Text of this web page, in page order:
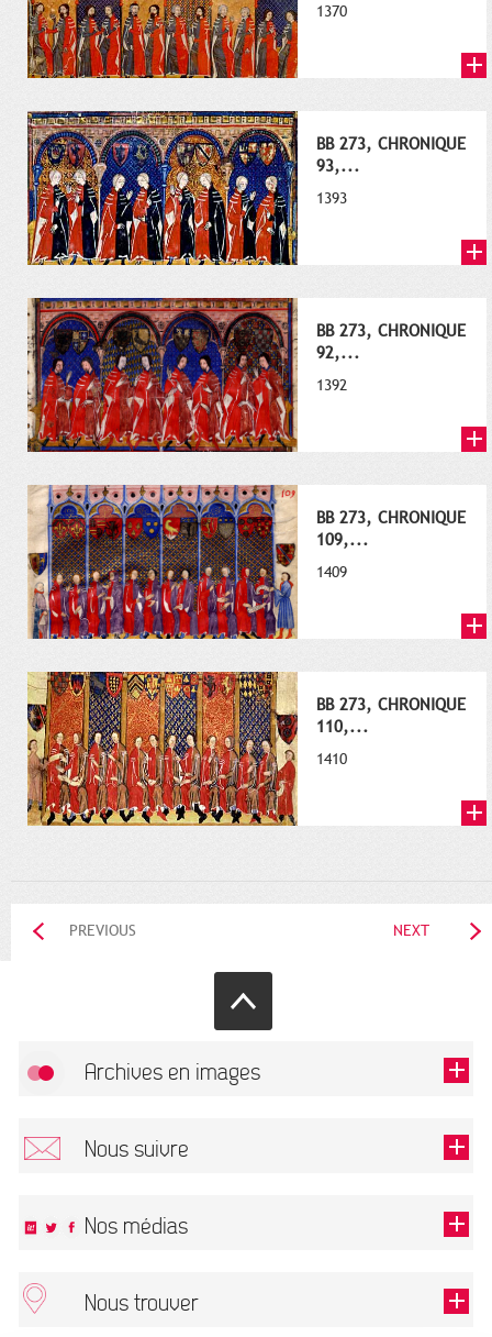
1370
BB 273, CHRONIQUE
93,...
1393
BB 273, CHRONIQUE
92,...
1392
BB 273, CHRONIQUE
109,...
1409
BB 273, CHRONIQUE
110,...
1410
PREVIOUS NEXT
Archives en images
Nous suivre
This field is required.
Nos médias
Nous trouver